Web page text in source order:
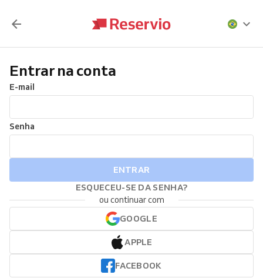
Entrar na conta
E-mail
Senha
ENTRAR
ESQUECEU-SE DA SENHA?
ou continuar com
GOOGLE
APPLE
FACEBOOK